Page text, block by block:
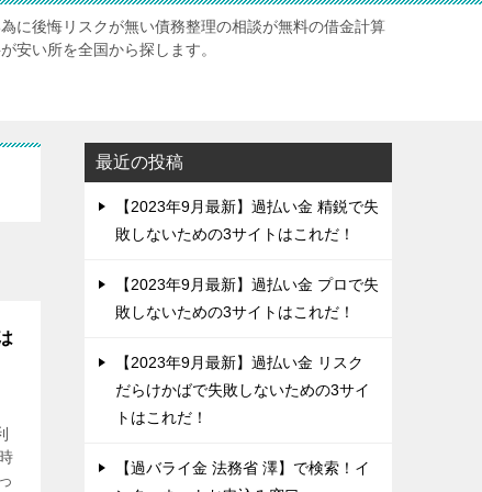
に後悔リスクが無い債務整理の相談が無料の借金計算
安い所を全国から探します。
最近の投稿
【2023年9月最新】過払い金 精鋭で失
敗しないための3サイトはこれだ！
【2023年9月最新】過払い金 プロで失
敗しないための3サイトはこれだ！
【2023年9月最新】過払い金 リスク
だらけかばで失敗しないための3サイ
トはこれだ！
【過バライ金 法務省 澤】で検索！イ